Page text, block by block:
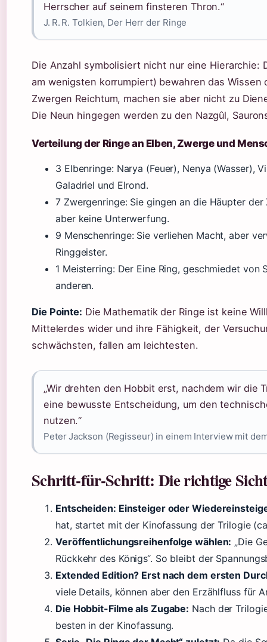
Herrscher auf seinem finsteren Thron.“
J. R. R. Tolkien, Der Herr der Ringe
Die Anzahl symbolisiert nicht nur eine Hierarchie:
am wenigsten korrumpiert) bewahren das Wissen
Zwergen Reichtum, machen sie aber nicht zu
Die Neun hingegen werden zu den Nazgûl,
Verteilung der Ringe an Elben, Zwerge und
3 Elbenringe: Narya (Feuer), Nenya (Wasser),
Galadriel und Elrond.
7 Zwergenringe: Sie gingen an die Häupter
aber keine Unterwerfung.
9 Menschenringe: Sie verliehen Macht, aber
Ringgeister.
1 Meisterring: Der Eine Ring, geschmiedet
anderen.
Die Pointe: Die Mathematik der Ringe ist keine
Mittelerdes wider und ihre Fähigkeit, der
schwächsten, fallen am leichtesten.
„Wir drehten den Hobbit erst, nachdem wir die
eine bewusste Entscheidung, um den
nutzen.“
Peter Jackson (Regisseur) in einem Interview mit
Schritt-für-Schritt: Die richtige
Entscheiden: Einsteiger oder
hat, startet mit der Kinofassung der Trilogie
Veröffentlichungsreihenfolge wählen: „Die
Rückkehr des Königs“. So bleibt der
Extended Edition? Erst nach dem ersten
viele Details, können aber den Erzählfluss für
Die Hobbit-Filme als Zugabe: Nach der
besten in der Kinofassung.